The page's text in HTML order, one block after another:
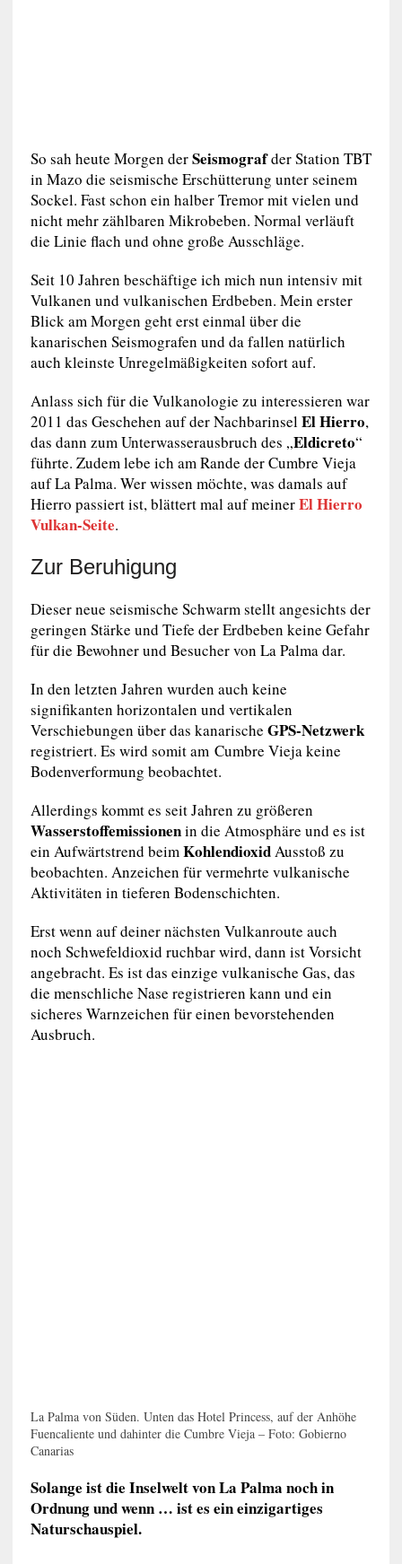
So sah heute Morgen derSeismografder Station TBT
in Mazo die seismische Erschütterung unter seinem
Sockel. Fast schon ein halber Tremor mit vielen und
nicht mehr zählbaren Mikrobeben. Normal verläuft
die Linie flach und ohne große Ausschläge.
Seit 10 Jahren beschäftige ich mich nun intensiv mit
Vulkanen und vulkanischen Erdbeben. Mein erster
Blick am Morgen geht erst einmal über die
kanarischen Seismografen und da fallen natürlich
auch kleinste Unregelmäßigkeiten sofort auf.
Anlass sich für die Vulkanologie zu interessieren war
2011 das Geschehen auf der Nachbarinsel El Hierro,
das dann zum Unterwasserausbruch des „Eldicreto“
führte. Zudem lebe ich am Rande der Cumbre Vieja
auf La Palma. Wer wissen möchte, was damals auf
Hierro passiert ist, blättert mal auf meinerEl Hierro
Vulkan-Seite.
Zur Beruhigung
Dieser neue seismische Schwarm stellt angesichts der
geringen Stärke und Tiefe der Erdbeben keine Gefahr
für die Bewohner und Besucher von La Palma dar.
In den letzten Jahren wurden auch keine
signifikanten horizontalen und vertikalen
Verschiebungen über das kanarische GPS-Netzwerk
registriert. Es wird somit am Cumbre Vieja keine
Bodenverformung beobachtet.
Allerdings kommt es seit Jahren zu größeren
Wasserstoffemissionenin die Atmosphäre und es ist
ein Aufwärtstrend beim KohlendioxidAusstoß zu
beobachten. Anzeichen für vermehrte vulkanische
Aktivitäten in tieferen Bodenschichten.
Erst wenn auf deiner nächsten Vulkanroute auch
noch Schwefeldioxid ruchbar wird, dann ist Vorsicht
angebracht. Es ist das einzige vulkanische Gas, das
die menschliche Nase registrieren kann und ein
sicheres Warnzeichen für einen bevorstehenden
Ausbruch.
La Palma von Süden. Unten das Hotel Princess, auf der Anhöhe
Fuencaliente und dahinter die Cumbre Vieja – Foto: Gobierno
Canarias
Solange ist die Inselwelt von La Palma noch in
Ordnung und wenn … ist es ein einzigartiges
Naturschauspiel.